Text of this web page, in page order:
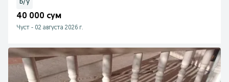
Б/у
40 000 сум
Чуст - 02 августа 2026 г.